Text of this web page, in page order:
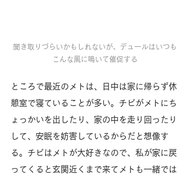
聞き取りづらいかもしれないが、デュールはいつも
こんな風に鳴いて催促する
ところで最近のメトは、日中は家に帰らず休
憩室で寝ていることが多い。チビがメトにち
ょっかいを出したり、家の中を走り回ったり
して、安眠を妨害しているからだと想像す
る。チビはメトが大好きなので、私が家に戻
ってくると玄関近くまで来てメトも一緒では